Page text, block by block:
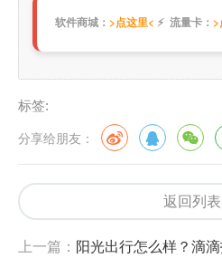
软件商城： >点这里< ⚡ 流量卡：
标签:
分享给朋友：
返回列表
上一篇： 阳光出行怎么样？滴